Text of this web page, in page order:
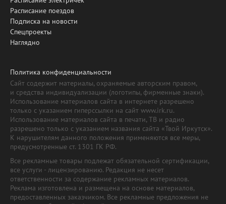
Расписание поездов
Подписка на новости
Спецпроекты
Наглядно
Политика конфиденциальности
Сайт содержит материалы, охраняемые авторским правом,
и средства индивидуализации (логотипы, фирменные знаки).
Использование материалов сайта в интернете разрешено
только с указанием гиперссылки на сайт www.irk.ru.
Использование материалов сайта в печати, ТВ и радио
разрешено только с указанием названия сайта «Твой Иркутск».
К нарушителям данного положения применяются все меры,
предусмотренные ст. 1301 ГК РФ.
Все рекламные товары подлежат обязательной сертификации,
все услуги - лицензированию. Редакция не несет
ответственности за содержание рекламных материалов.
Реклама изготовлена и размещена на основе материалов,
предоставленных заказчиком. Все рекламные предложения не